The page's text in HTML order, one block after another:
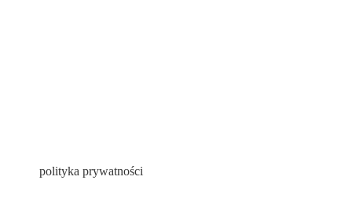
polityka prywatności